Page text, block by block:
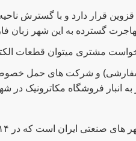
قزوین قرار دارد و با گسترش
گسترده به این شهر زبان
مشتری میتوان قطعات
و شرکت های حمل
انبار فروشگاه مکاترونیک در
های صنعتی ایران است که در ۱۴ کیلومتری قزوین است که بیش از ۵۰۰ واحد تولیدی و خدماتی در آن قرار دارند.